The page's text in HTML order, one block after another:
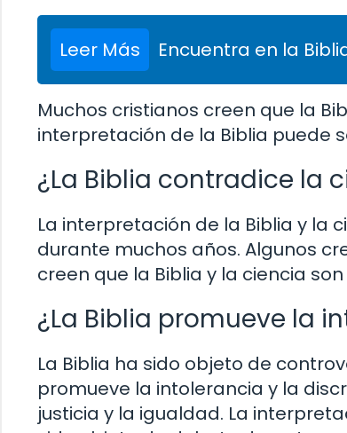
Leer Más Encuentra en la
Muchos cristianos creen que la
interpretación de la Biblia puede
¿La Biblia contradice la
La interpretación de la Biblia y la
durante muchos años. Algunos
creen que la Biblia y la ciencia
¿La Biblia promueve la
La Biblia ha sido objeto de
promueve la intolerancia y la
justicia y la igualdad. La